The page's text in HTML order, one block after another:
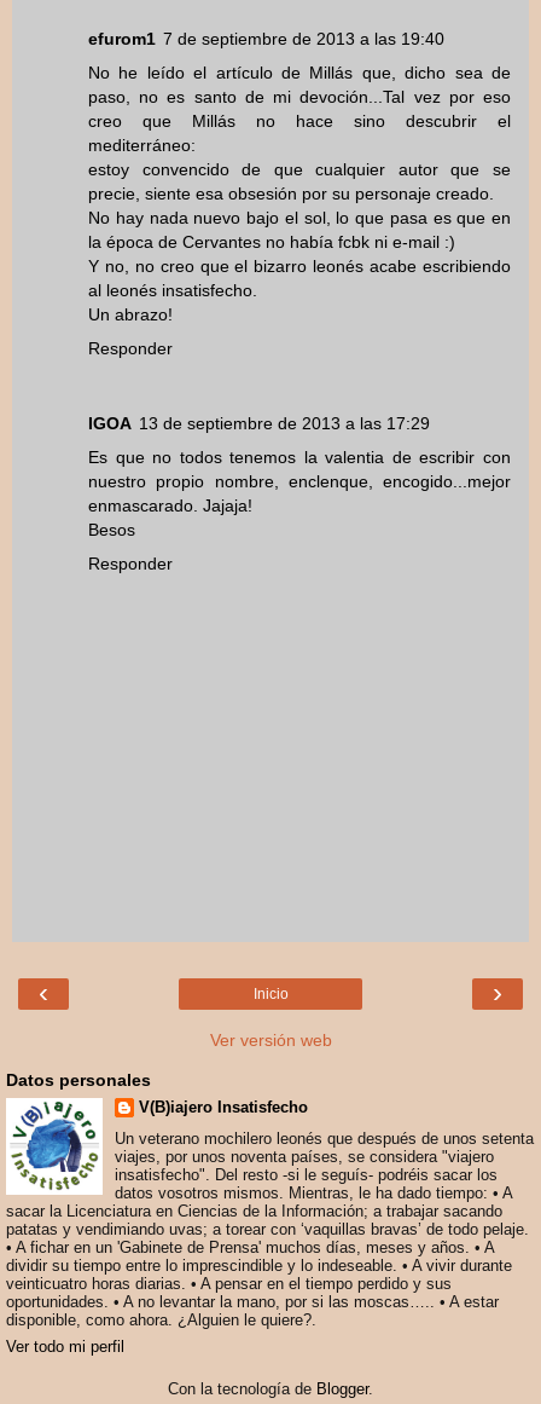
efurom1 7 de septiembre de 2013 a las 19:40
No he leído el artículo de Millás que, dicho sea de
paso, no es santo de mi devoción...Tal vez por eso
creo que Millás no hace sino descubrir el
mediterráneo:
estoy convencido de que cualquier autor que se
precie, siente esa obsesión por su personaje creado.
No hay nada nuevo bajo el sol, lo que pasa es que en
la época de Cervantes no había fcbk ni e-mail :)
Y no, no creo que el bizarro leonés acabe escribiendo
al leonés insatisfecho.
Un abrazo!
Responder
IGOA 13 de septiembre de 2013 a las 17:29
Es que no todos tenemos la valentia de escribir con
nuestro propio nombre, enclenque, encogido...mejor
enmascarado. Jajaja!
Besos
Responder
‹ ›
Inicio
Ver versión web
Datos personales
V(B)iajero Insatisfecho
Un veterano mochilero leonés que después de unos setenta
viajes, por unos noventa países, se considera "viajero
insatisfecho". Del resto -si le seguís- podréis sacar los
datos vosotros mismos. Mientras, le ha dado tiempo: • A
sacar la Licenciatura en Ciencias de la Información; a trabajar sacando
patatas y vendimiando uvas; a torear con ‘vaquillas bravas’ de todo pelaje.
• A fichar en un 'Gabinete de Prensa' muchos días, meses y años. • A
dividir su tiempo entre lo imprescindible y lo indeseable. • A vivir durante
veinticuatro horas diarias. • A pensar en el tiempo perdido y sus
oportunidades. • A no levantar la mano, por si las moscas….. • A estar
disponible, como ahora. ¿Alguien le quiere?.
Ver todo mi perfil
Con la tecnología de Blogger.